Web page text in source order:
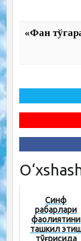
«Фан
Синф
раҳбарлари
фаолиятини
ташкил
тўғрисида